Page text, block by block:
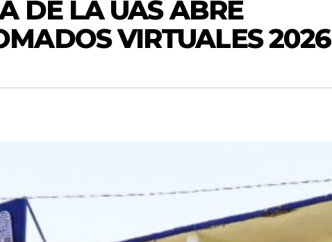
DE LA UAS ABRE
VIRTUALES 2026